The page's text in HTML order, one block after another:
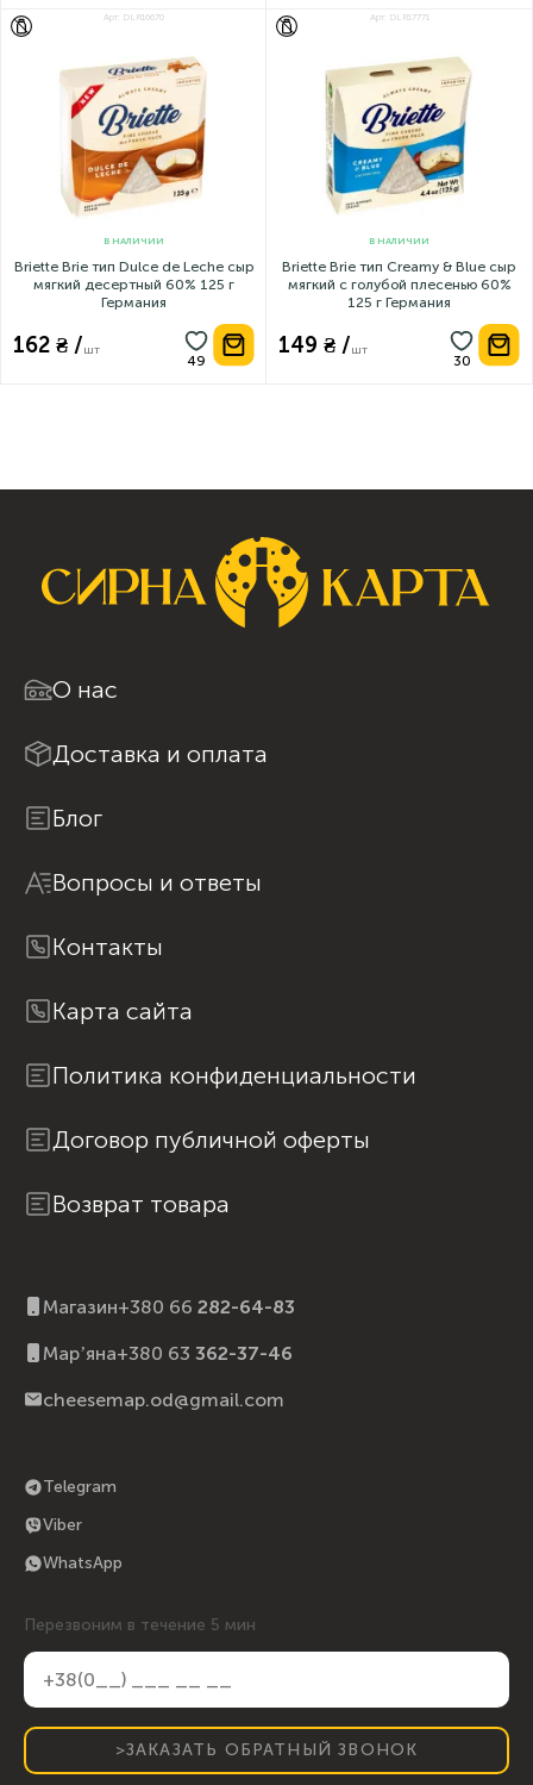
БЕЗ ЛАКТОЗЫ
Арт: DLR16670
В НАЛИЧИИ
Briette Brie тип Dulce de Leche сыр
мягкий десертный 60% 125 г
Германия
162 ₴ /шт
БЕЗ ЛАКТОЗЫ
Арт: DLR17771
В НАЛИЧИИ
Briette Brie тип Creamy & Blue сыр
мягкий с голубой плесенью 60%
125 г Германия
149 ₴ /шт
О нас
Доставка и оплата
Блог
Вопросы и ответы
Контакты
Карта сайта
Политика конфиденциальности
Договор публичной оферты
Возврат товара
Telegram
Viber
WhatsApp
Перезвоним в течение 5 мин
>ЗАКАЗАТЬ ОБРАТНЫЙ ЗВОНОК
Магазин+380 66 282-64-83
Марʼяна+380 63 362-37-46
cheesemap.od@gmail.com